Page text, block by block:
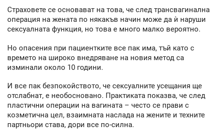
Страховете се основават на това, че след трансвагинална
операция на жената по някакъв начин може да ѝ наруши
сексуалната функция, но това е много малко вероятно.
Но опасения при пациентките все пак има, тъй като с
времето на широко внедряване на новия метод са
изминали около 10 години.
И все пак безпокойството, че сексуалните усещания ще
отслабнат, е необосновано. Практиката показва, че след
пластични операции на вагината – често се прави с
козметична цел, взаимната наслада на жените и техните
партньори става, дори все по-силна.